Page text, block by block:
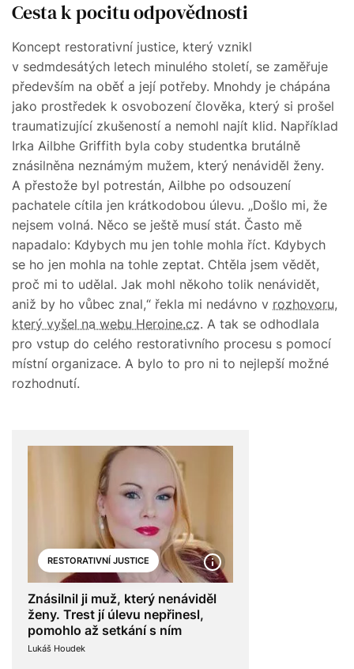
Cesta k pocitu odpovědnosti
Koncept restorativní justice, který vznikl
v sedmdesátých letech minulého století, se zaměřuje
především na oběť a její potřeby. Mnohdy je chápána
jako prostředek k osvobození člověka, který si prošel
traumatizující zkušeností a nemohl najít klid. Například
Irka Ailbhe Griffith byla coby studentka brutálně
znásilněna neznámým mužem, který nenáviděl ženy.
A přestože byl potrestán, Ailbhe po odsouzení
pachatele cítila jen krátkodobou úlevu. „Došlo mi, že
nejsem volná. Něco se ještě musí stát. Často mě
napadalo: Kdybych mu jen tohle mohla říct. Kdybych
se ho jen mohla na tohle zeptat. Chtěla jsem vědět,
proč mi to udělal. Jak mohl někoho tolik nenávidět,
aniž by ho vůbec znal,“ řekla mi nedávno v rozhovoru,
který vyšel na webu Heroine.cz. A tak se odhodlala
pro vstup do celého restorativního procesu s pomocí
místní organizace. A bylo to pro ni to nejlepší možné
rozhodnutí.
RESTORATIVNÍ JUSTICE
Znásilnil ji muž, který nenáviděl
ženy. Trest jí úlevu nepřinesl,
pomohlo až setkání s ním
Lukáš Houdek